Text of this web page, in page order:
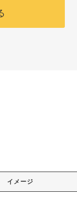
イメージ